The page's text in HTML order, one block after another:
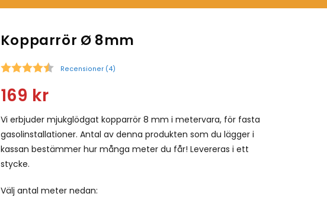
Kopparrör Ø 8mm
Recensioner (4)
169 kr
Vi erbjuder mjukglödgat kopparrör 8 mm i metervara, för fasta
gasolinstallationer. Antal av denna produkten som du lägger i
kassan bestämmer hur många meter du får! Levereras i ett
stycke.
Välj antal meter nedan: